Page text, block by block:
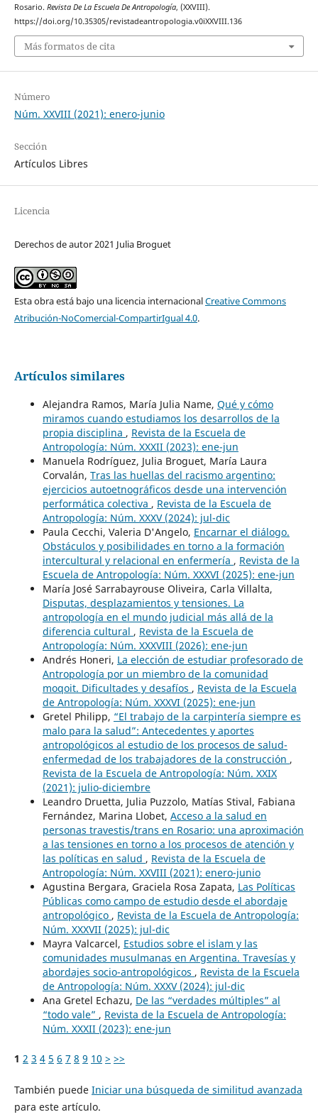
Rosario. Revista De La Escuela De Antropología, (XXVIII).
https://doi.org/10.35305/revistadeantropologia.v0iXXVIII.136
Más formatos de cita
Número
Núm. XXVIII (2021): enero-junio
Sección
Artículos Libres
Licencia
Derechos de autor 2021 Julia Broguet
Esta obra está bajo una licencia internacionalCreative Commons
Atribución-NoComercial-CompartirIgual 4.0.
Artículos similares
Alejandra Ramos, María Julia Name, Qué y cómo
miramos cuando estudiamos los desarrollos de la
propia disciplina , Revista de la Escuela de
Antropología: Núm. XXXII (2023): ene-jun
Manuela Rodríguez, Julia Broguet, María Laura
Corvalán, Tras las huellas del racismo argentino:
ejercicios autoetnográficos desde una intervención
performática colectiva , Revista de la Escuela de
Antropología: Núm. XXXV (2024): jul-dic
Paula Cecchi, Valeria D'Angelo, Encarnar el diálogo.
Obstáculos y posibilidades en torno a la formación
intercultural y relacional en enfermería , Revista de la
Escuela de Antropología: Núm. XXXVI (2025): ene-jun
María José Sarrabayrouse Oliveira, Carla Villalta,
Disputas, desplazamientos y tensiones. La
antropología en el mundo judicial más allá de la
diferencia cultural , Revista de la Escuela de
Antropología: Núm. XXXVIII (2026): ene-jun
Andrés Honeri, La elección de estudiar profesorado de
Antropología por un miembro de la comunidad
moqoit. Dificultades y desafíos , Revista de la Escuela
de Antropología: Núm. XXXVI (2025): ene-jun
Gretel Philipp, “El trabajo de la carpintería siempre es
malo para la salud”: Antecedentes y aportes
antropológicos al estudio de los procesos de salud-
enfermedad de los trabajadores de la construcción ,
Revista de la Escuela de Antropología: Núm. XXIX
(2021): julio-diciembre
Leandro Druetta, Julia Puzzolo, Matías Stival, Fabiana
Fernández, Marina Llobet, Acceso a la salud en
personas travestis/trans en Rosario: una aproximación
a las tensiones en torno a los procesos de atención y
las políticas en salud , Revista de la Escuela de
Antropología: Núm. XXVIII (2021): enero-junio
Agustina Bergara, Graciela Rosa Zapata, Las Políticas
Públicas como campo de estudio desde el abordaje
antropológico , Revista de la Escuela de Antropología:
Núm. XXXVII (2025): jul-dic
Mayra Valcarcel, Estudios sobre el islam y las
comunidades musulmanas en Argentina. Travesías y
abordajes socio-antropológicos , Revista de la Escuela
de Antropología: Núm. XXXV (2024): jul-dic
​Ana Gretel Echazu, De las “verdades múltiples” al
“todo vale” , Revista de la Escuela de Antropología:
Núm. XXXII (2023): ene-jun
1 2 3 4 5 6 7 8 9 10 > >>
También puede Iniciar una búsqueda de similitud avanzada
para este artículo.